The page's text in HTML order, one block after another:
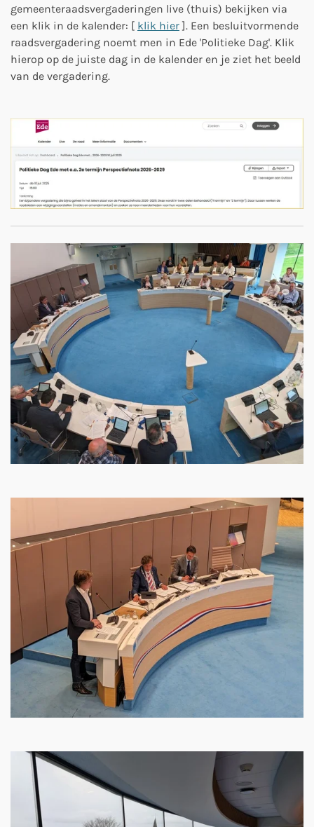
gemeenteraadsvergaderingen live (thuis) bekijken via
een klik in de kalender: [ klik hier]. Een besluitvormende
raadsvergadering noemt men in Ede 'Politieke Dag'. Klik
hierop op de juiste dag in de kalender en je ziet het beeld
van de vergadering.